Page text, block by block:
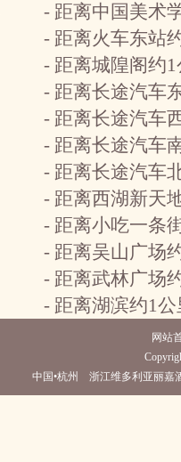
- 距离中国美术
- 距离火车东站
- 距离城隍阁约
- 距离长途汽车
- 距离长途汽车
- 距离长途汽车
- 距离长途汽车
- 距离西湖新天
- 距离小吃一条
- 距离吴山广场
- 距离武林广场
- 距离湖滨约1
网站
中国•杭州 浙江维多利亚丽嘉